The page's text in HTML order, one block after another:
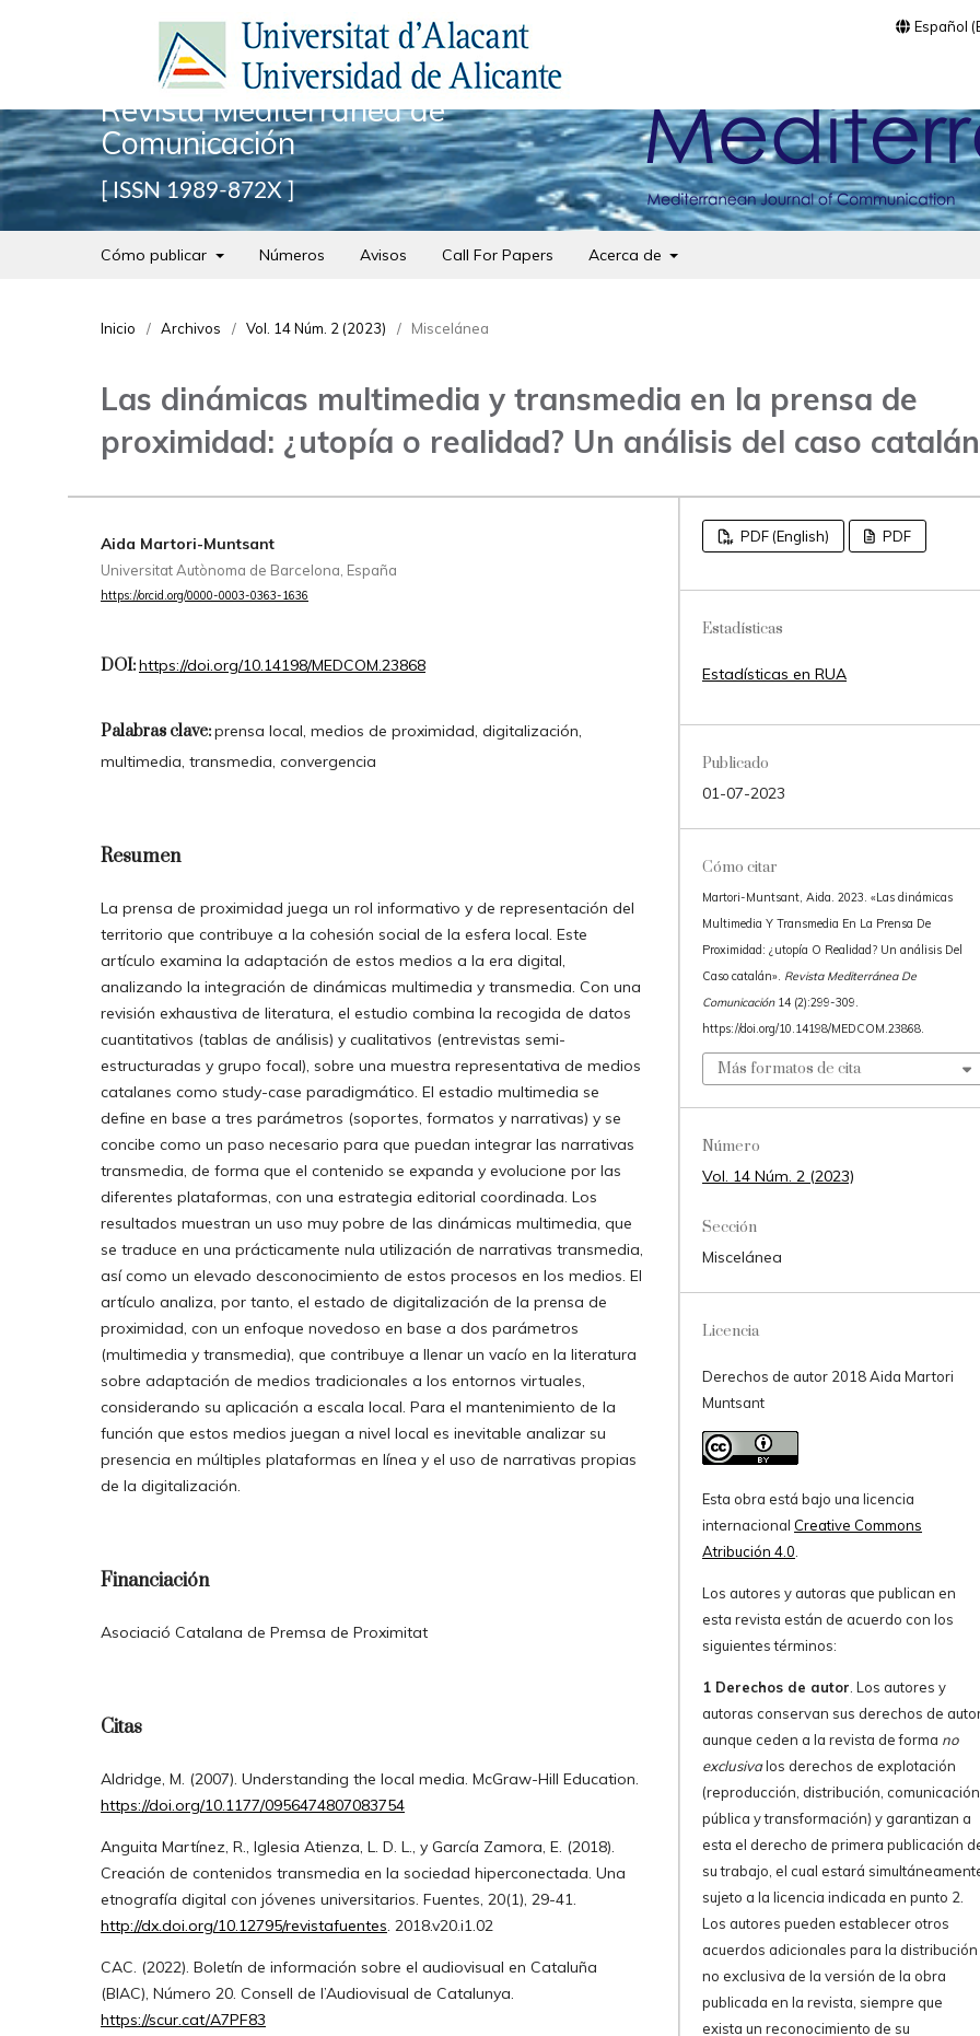
Revista Mediterránea de
Comunicación
ISSN 1989-872X
Cómo publicar Números Avisos Call For Papers Acerca de
Español
Inicio / Archivos / Vol. 14 Núm. 2 (2023) / Miscelánea
Las dinámicas multimedia y transmedia en la prensa de
proximidad: ¿utopía o realidad? Un análisis del caso catalán
Aida Martori-Muntsant
Universitat Autònoma de Barcelona, España
https://orcid.org/0000-0003-0363-1636
DOI:https://doi.org/10.14198/MEDCOM.23868
Palabras clave:prensa local, medios de proximidad, digitalización,
multimedia, transmedia, convergencia
Resumen
La prensa de proximidad juega un rol informativo y de representación del
territorio que contribuye a la cohesión social de la esfera local. Este
artículo examina la adaptación de estos medios a la era digital,
analizando la integración de dinámicas multimedia y transmedia. Con una
revisión exhaustiva de literatura, el estudio combina la recogida de datos
cuantitativos (tablas de análisis) y cualitativos (entrevistas semi-
estructuradas y grupo focal), sobre una muestra representativa de medios
catalanes como study-case paradigmático. El estadio multimedia se
define en base a tres parámetros (soportes, formatos y narrativas) y se
concibe como un paso necesario para que puedan integrar las narrativas
transmedia, de forma que el contenido se expanda y evolucione por las
diferentes plataformas, con una estrategia editorial coordinada. Los
resultados muestran un uso muy pobre de las dinámicas multimedia, que
se traduce en una prácticamente nula utilización de narrativas transmedia,
así como un elevado desconocimiento de estos procesos en los medios. El
artículo analiza, por tanto, el estado de digitalización de la prensa de
proximidad, con un enfoque novedoso en base a dos parámetros
(multimedia y transmedia), que contribuye a llenar un vacío en la literatura
sobre adaptación de medios tradicionales a los entornos virtuales,
considerando su aplicación a escala local. Para el mantenimiento de la
función que estos medios juegan a nivel local es inevitable analizar su
presencia en múltiples plataformas en línea y el uso de narrativas propias
de la digitalización.
Financiación
Asociació Catalana de Premsa de Proximitat
Citas
Aldridge, M. (2007). Understanding the local media. McGraw-Hill Education.
https://doi.org/10.1177/0956474807083754
Anguita Martínez, R., Iglesia Atienza, L. D. L., y García Zamora, E. (2018).
Creación de contenidos transmedia en la sociedad hiperconectada. Una
etnografía digital con jóvenes universitarios. Fuentes, 20(1), 29-41.
http://dx.doi.org/10.12795/revistafuentes. 2018.v20.i1.02
CAC. (2022). Boletín de información sobre el audiovisual en Cataluña
(BIAC), Número 20. Consell de l’Audiovisual de Catalunya.
https://scur.cat/A7PF83
PDF (English) PDF
Estadísticas
Estadísticas en RUA
Publicado
01-07-2023
Cómo citar
Martori-Muntsant, Aida. 2023. «Las dinámicas
Multimedia Y Transmedia En La Prensa De
Proximidad: ¿utopía O Realidad? Un análisis Del
Caso catalán». Revista Mediterránea De
Comunicación14 (2):299-309.
https://doi.org/10.14198/MEDCOM.23868.
Más formatos de cita
Número
Vol. 14 Núm. 2 (2023)
Sección
Miscelánea
Licencia
Derechos de autor 2018 Aida Martori
Muntsant
Esta obra está bajo una licencia
internacional Creative Commons
Atribución 4.0.
Los autores y autoras que publican en
esta revista están de acuerdo con los
siguientes términos:
1 Derechos de autor. Los autores y
autoras conservan sus derechos de
aunque ceden a la revista de forma no
exclusivalos derechos de explotación
(reproducción, distribución, comunicación
pública y transformación) y garantizan a
esta el derecho de primera publicación
su trabajo, el cual estará
sujeto a la licencia indicada en punto 2.
Los autores pueden establecer otros
acuerdos adicionales para la distribución
no exclusiva de la versión de la obra
publicada en la revista, siempre que
exista un reconocimiento de su